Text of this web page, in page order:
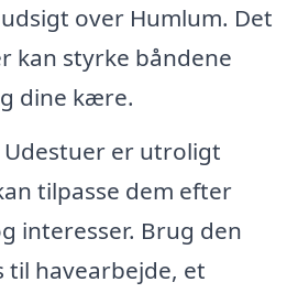
over Humlum. Det
kan styrke båndene
dine kære.
Udestuer er utroligt
tilpasse dem efter
interesser. Brug den
til havearbejde, et